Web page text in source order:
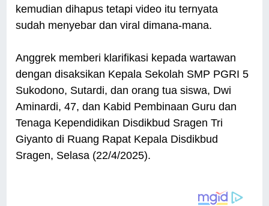
kemudian dihapus tetapi video itu ternyata
sudah menyebar dan viral dimana-mana.
Anggrek memberi klarifikasi kepada wartawan
dengan disaksikan Kepala Sekolah SMP PGRI 5
Sukodono, Sutardi, dan orang tua siswa, Dwi
Aminardi, 47, dan Kabid Pembinaan Guru dan
Tenaga Kependidikan Disdikbud Sragen Tri
Giyanto di Ruang Rapat Kepala Disdikbud
Sragen, Selasa (22/4/2025).